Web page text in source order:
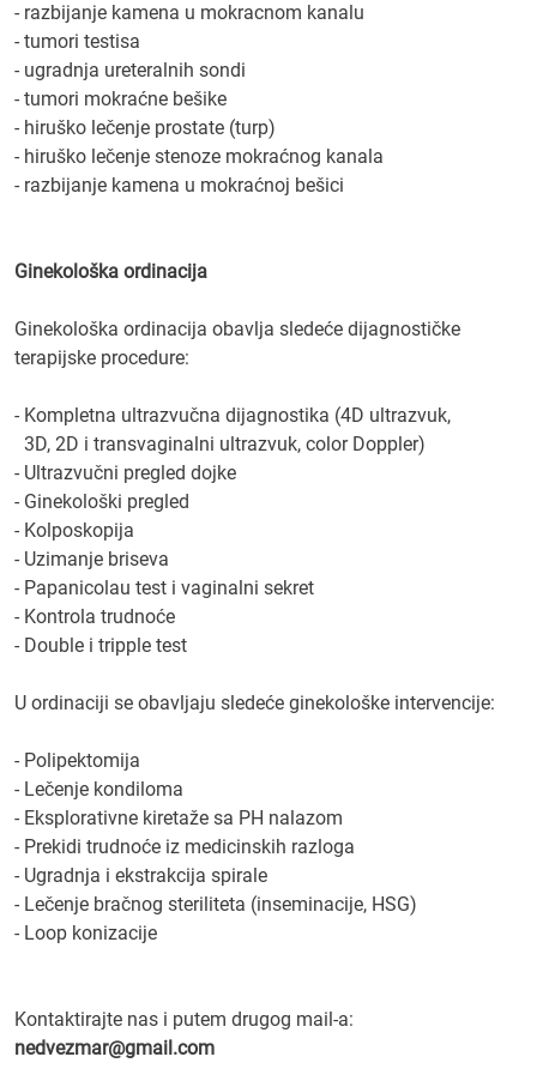
- razbijanje kamena u mokracnom kanalu
- tumori testisa
- ugradnja ureteralnih sondi
- tumori mokraćne bešike
- hiruško lečenje prostate (turp)
- hiruško lečenje stenoze mokraćnog kanala
- razbijanje kamena u mokraćnoj bešici
Ginekološka ordinacija
Ginekološka ordinacija obavlja sledeće dijagnostičke
terapijske procedure:
- Kompletna ultrazvučna dijagnostika (4D ultrazvuk,
3D, 2D i transvaginalni ultrazvuk, color Doppler)
- Ultrazvučni pregled dojke
- Ginekološki pregled
- Kolposkopija
- Uzimanje briseva
- Papanicolau test i vaginalni sekret
- Kontrola trudnoće
- Double i tripple test
U ordinaciji se obavljaju sledeće ginekološke intervencije:
- Polipektomija
- Lečenje kondiloma
- Eksplorativne kiretaže sa PH nalazom
- Prekidi trudnoće iz medicinskih razloga
- Ugradnja i ekstrakcija spirale
- Lečenje bračnog steriliteta (inseminacije, HSG)
- Loop konizacije
Kontaktirajte nas i putem drugog mail-a:
nedvezmar@gmail.com